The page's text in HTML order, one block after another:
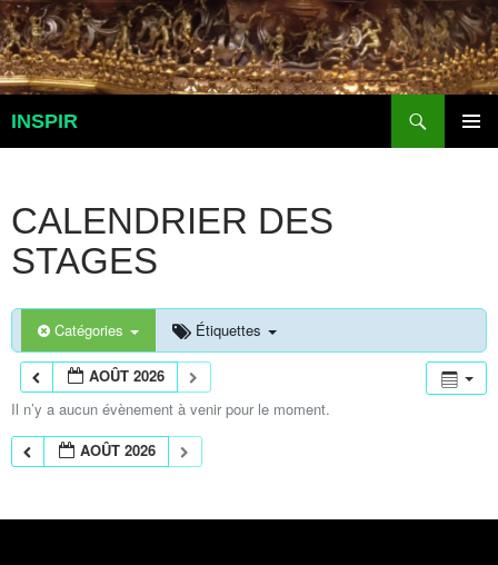
Aller
au
contenu
INSPIR
CALENDRIER DES
STAGES
Catégories Étiquettes
AOÛT 2026
Il n’y a aucun évènement à venir pour le moment.
AOÛT 2026